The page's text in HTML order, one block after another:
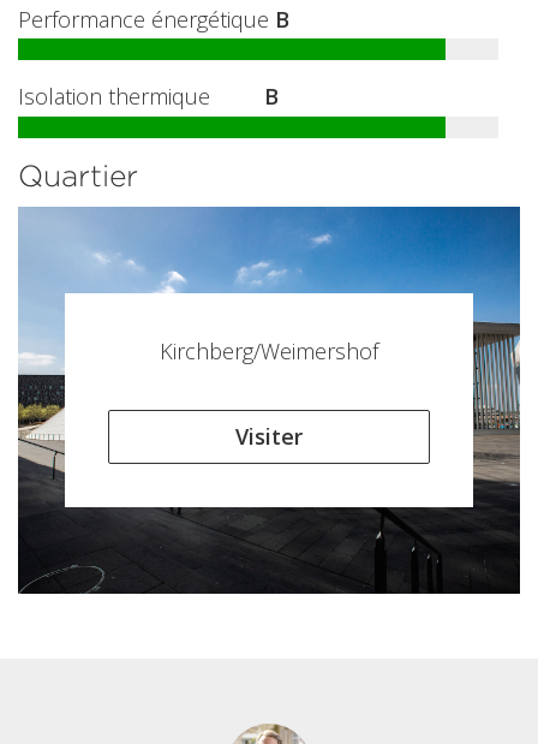
Performance énergétique B
Isolation thermique B
Quartier
Kirchberg/Weimershof
Visiter